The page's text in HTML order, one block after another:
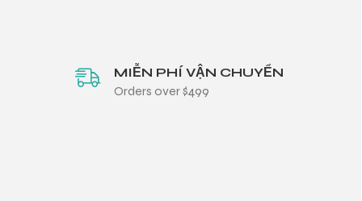
MIỄN PHÍ VẬN CHUYỂN
Orders over $499